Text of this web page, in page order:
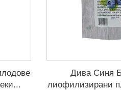
Дива Синя
лиофилизирани